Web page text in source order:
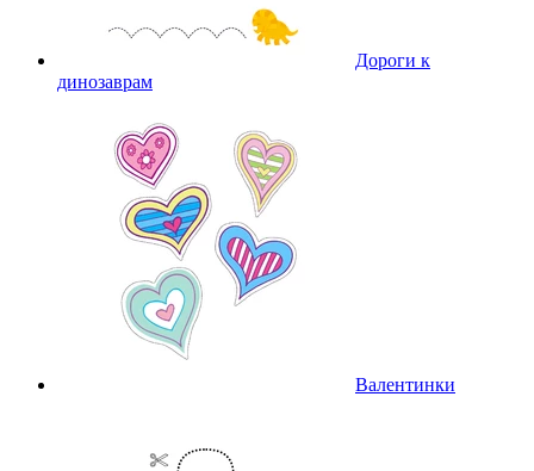
Дороги к
динозаврам
Валентинки